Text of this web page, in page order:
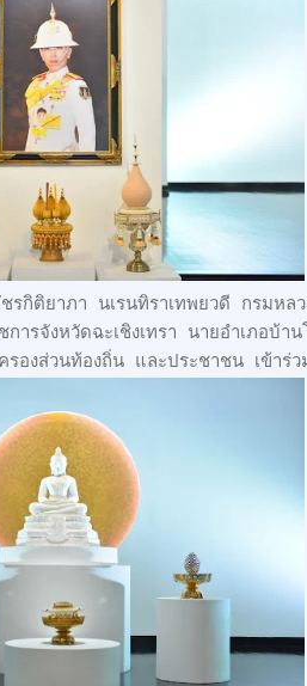
ชรกิติยาภา นเรนทิราเทพยวดี กรมห
รจังหวัดฉะเชิงเทรา นายอำเภอบ้า
งส่วนท้องถิ่น และประชาชน เข้าร่ว